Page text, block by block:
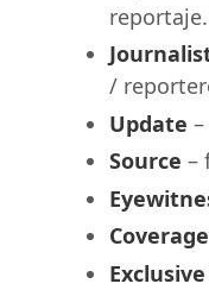
reportaje.
/
Update
Source –
Coverage
Exclusive